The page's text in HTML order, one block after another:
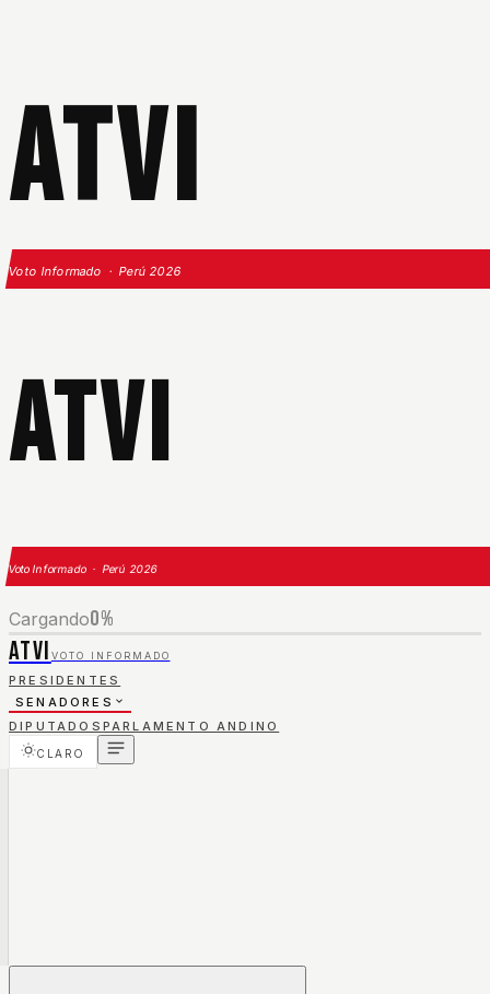
ATVI
Voto Informado · Perú 2026
ATVI
Voto Informado · Perú 2026
Cargando0%
ATVI VOTO INFORMADO
PRESIDENTES
SENADORES
DIPUTADOS PARLAMENTO ANDINO
CLARO